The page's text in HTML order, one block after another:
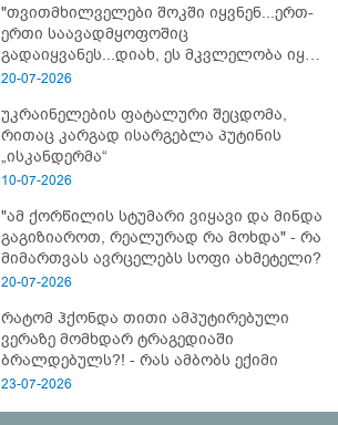
"თვითმხილველები შოკში იყვნენ...ერთ-
ერთი საავადმყოფოშიც
გადაიყვანეს...დიახ, ეს მკვლელობა იყო"
- გორში დატრიალებული ტრაგედიის
20-07-2026
უკრაინელების ფატალური შეცდომა,
რითაც კარგად ისარგებლა პუტინის
„ისკანდერმა“
10-07-2026
"ამ ქორწილის სტუმარი ვიყავი და მინდა
გაგიზიაროთ, რეალურად რა მოხდა" - რა
მიმართვას ავრცელებს სოფი ახმეტელი?
20-07-2026
რატომ ჰქონდა თითი ამპუტირებული
ვერაზე მომხდარ ტრაგედიაში
ბრალდებულს?! - რას ამბობს ექიმი
23-07-2026